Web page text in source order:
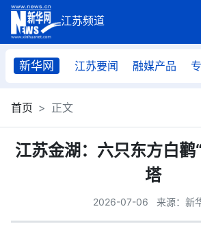
新华网 江苏要闻 融媒产品
首页 正文
江苏金湖：六只东方白鹳
塔
2026-07-06 来源：新